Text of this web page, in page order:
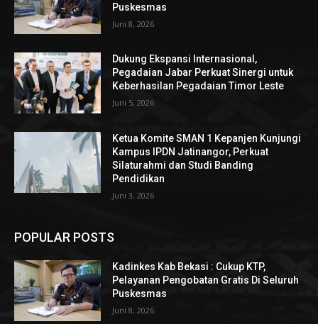
Puskesmas
Juni 8, 2026
Dukung Ekspansi Internasional,
Pegadaian Jabar Perkuat Sinergi untuk
Keberhasilan Pegadaian Timor Leste
Juni 5, 2026
Ketua Komite SMAN 1 Kepanjen Kunjungi
Kampus IPDN Jatinangor, Perkuat
Silaturahmi dan Studi Banding
Pendidikan
Juni 3, 2026
POPULAR POSTS
Kadinkes Kab Bekasi : Cukup KTP,
Pelayanan Pengobatan Gratis Di Seluruh
Puskesmas
Juni 8, 2026